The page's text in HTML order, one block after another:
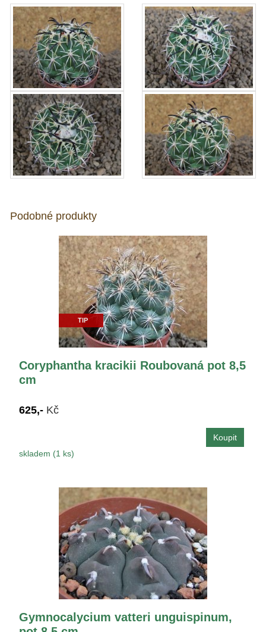
Podobné produkty
TIP
Coryphantha kracikii Roubovaná pot 8,5
cm
625,- Kč
skladem (1 ks)
Gymnocalycium vatteri unguispinum,